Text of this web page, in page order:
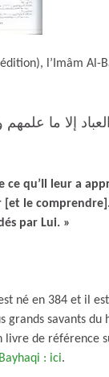
l’Imâm Al-
إلا ما
ce qu’Il leur a
le
par Lui. »
né en 384 et il
livre de référence
: ici.